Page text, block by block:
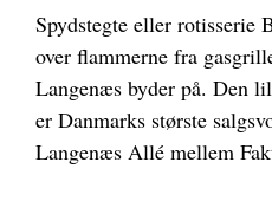
Spydstegte eller rotisserie
over flammerne fra
Langenæs byder på. Den
er Danmarks største
Langenæs Allé mellem